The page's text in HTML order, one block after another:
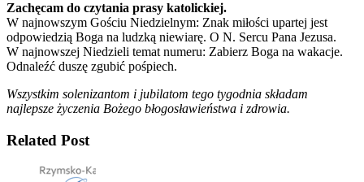
Zachęcam do czytania prasy katolickiej.
W najnowszym Gościu Niedzielnym: Znak miłości upartej jest
odpowiedzią Boga na ludzką niewiarę. O N. Sercu Pana Jezusa.
W najnowszej Niedzieli temat numeru: Zabierz Boga na wakacje.
Odnaleźć duszę zgubić pośpiech.
Wszystkim solenizantom i jubilatom tego tygodnia składam
najlepsze życzenia Bożego błogosławieństwa i zdrowia.
Related Post